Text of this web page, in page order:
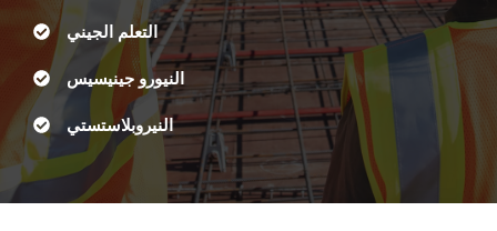
التعلم الجيني
النيورو جينيسيس
النيروبلاستستي